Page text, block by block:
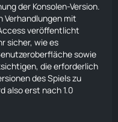
der Konsolen-Version.
Verhandlungen mit
veröffentlicht
sicher, wie es
sowie
die erforderlich
des Spiels zu
also erst nach 1.0